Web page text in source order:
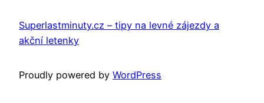
Superlastminuty.cz – tipy na levné zájezdy a
akční letenky
Proudly powered by WordPress